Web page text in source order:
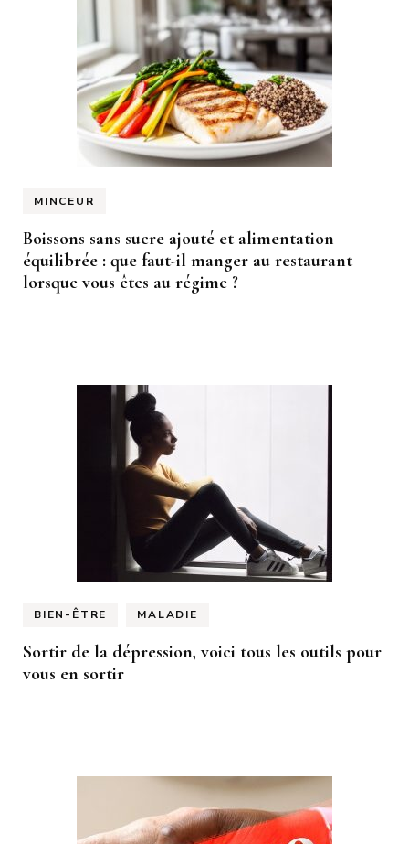
MINCEUR
Boissons sans sucre ajouté et alimentation
équilibrée : que faut-il manger au restaurant
lorsque vous êtes au régime ?
BIEN-ÊTRE MALADIE
Sortir de la dépression, voici tous les outils pour
vous en sortir